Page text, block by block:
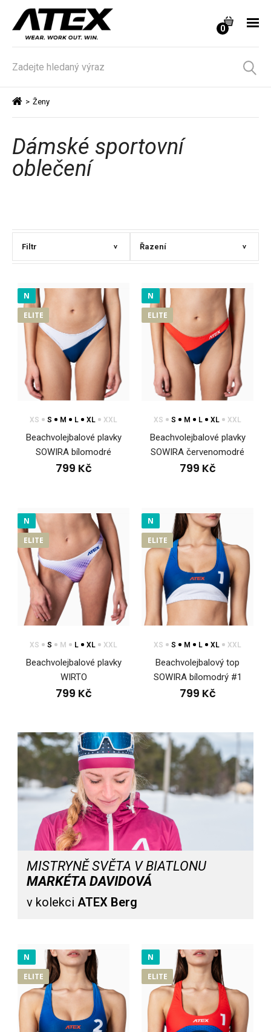
0
> Ženy
Dámské sportovní
oblečení
Filtr > Řazení >
Beachvolejbalové plavky SOWIRA bílomodré
799 Kč
Beachvolejbalové plavky SOWIRA bíléSpodní díl plavek
SOWIRA je navržený pro pohyb na písku. Drží na ..
Beachvolejbalové plavky SOWIRA červenomodré
Beachvolejbalové plavky SOWIRA modréSpodní díl plavek
SOWIRA je navržený pro pohyb na písku. Drží na..
N
ELITE
XS S M L XL XXL
Beachvolejbalové plavky
SOWIRA bílomodré
799 Kč
N
ELITE
XS S M L XL XXL
Beachvolejbalové plavky
SOWIRA červenomodré
799 Kč
N
ELITE
XS S M L XL XXL
Beachvolejbalové plavky
WIRTO
799 Kč
N
ELITE
XS S M L XL XXL
Beachvolejbalový top
SOWIRA bílomodrý #1
799 Kč
MISTRYNĚ SVĚTA V BIATLONU
MARKÉTA DAVIDOVÁ
v kolekci ATEX Berg
N
ELITE
N
ELITE